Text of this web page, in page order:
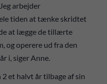
arbejder
tiden at tænke skridtet
at lægge de tillærte
og operere ud fra den
i, siger Anne.
et halvt år tilbage af sin